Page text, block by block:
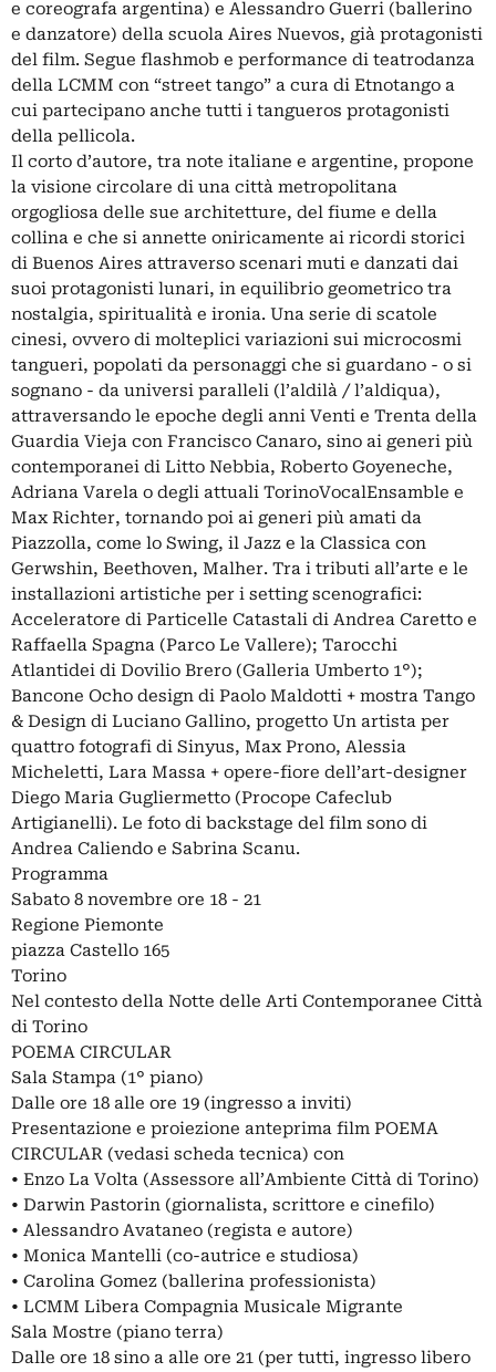
e coreografa argentina) e Alessandro Guerri (ballerino
e danzatore) della scuola Aires Nuevos, già protagonisti
del film. Segue flashmob e performance di teatrodanza
della LCMM con “street tango” a cura di Etnotango a
cui partecipano anche tutti i tangueros protagonisti
della pellicola.
Il corto d’autore, tra note italiane e argentine, propone
la visione circolare di una città metropolitana
orgogliosa delle sue architetture, del fiume e della
collina e che si annette oniricamente ai ricordi storici
di Buenos Aires attraverso scenari muti e danzati dai
suoi protagonisti lunari, in equilibrio geometrico tra
nostalgia, spiritualità e ironia. Una serie di scatole
cinesi, ovvero di molteplici variazioni sui microcosmi
tangueri, popolati da personaggi che si guardano - o si
sognano - da universi paralleli (l’aldilà / l’aldiqua),
attraversando le epoche degli anni Venti e Trenta della
Guardia Vieja con Francisco Canaro, sino ai generi più
contemporanei di Litto Nebbia, Roberto Goyeneche,
Adriana Varela o degli attuali TorinoVocalEnsamble e
Max Richter, tornando poi ai generi più amati da
Piazzolla, come lo Swing, il Jazz e la Classica con
Gerwshin, Beethoven, Malher. Tra i tributi all’arte e le
installazioni artistiche per i setting scenografici:
Acceleratore di Particelle Catastali di Andrea Caretto e
Raffaella Spagna (Parco Le Vallere); Tarocchi
Atlantidei di Dovilio Brero (Galleria Umberto 1°);
Bancone Ocho design di Paolo Maldotti + mostra Tango
& Design di Luciano Gallino, progetto Un artista per
quattro fotografi di Sinyus, Max Prono, Alessia
Micheletti, Lara Massa + opere-fiore dell’art-designer
Diego Maria Gugliermetto (Procope Cafeclub
Artigianelli). Le foto di backstage del film sono di
Andrea Caliendo e Sabrina Scanu.
Programma
Sabato 8 novembre ore 18 - 21
Regione Piemonte
piazza Castello 165
Torino
Nel contesto della Notte delle Arti Contemporanee Città
di Torino
POEMA CIRCULAR
Sala Stampa (1° piano)
Dalle ore 18 alle ore 19 (ingresso a inviti)
Presentazione e proiezione anteprima film POEMA
CIRCULAR (vedasi scheda tecnica) con
• Enzo La Volta (Assessore all’Ambiente Città di Torino)
• Darwin Pastorin (giornalista, scrittore e cinefilo)
• Alessandro Avataneo (regista e autore)
• Monica Mantelli (co-autrice e studiosa)
• Carolina Gomez (ballerina professionista)
• LCMM Libera Compagnia Musicale Migrante
Sala Mostre (piano terra)
Dalle ore 18 sino a alle ore 21 (per tutti, ingresso libero